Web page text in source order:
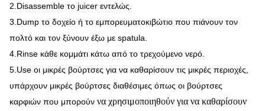
2.Disassemble το juicer εντελώς.
3.Dump το δοχείο ή το εμπορευματοκιβώτιο που πιάνουν τον
πολτό και τον ξύνουν έξω με spatula.
4.Rinse κάθε κομμάτι κάτω από το τρεχούμενο νερό.
5.Use οι μικρές βούρτσες για να καθαρίσουν τις μικρές περιοχές,
υπάρχουν μικρές βούρτσες διαθέσιμες όπως οι βούρτσες
καρφιών που μπορούν να χρησιμοποιηθούν για να καθαρίσουν